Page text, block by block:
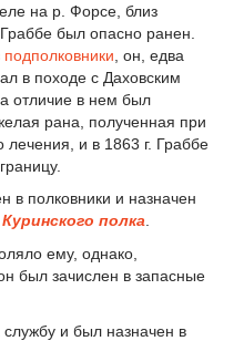
на р. Форсе, близ
был опасно ранен.
подполковники , он, едва
в походе с Даховским
отличие в нем был
рана, полученная при
лечения, и в 1863 г. Граббе
в полковники и назначен
полка.
ему, однако,
был зачислен в запасные
службу и был назначен в